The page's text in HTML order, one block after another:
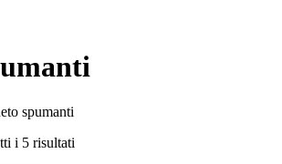
spumanti
i 5 risultati